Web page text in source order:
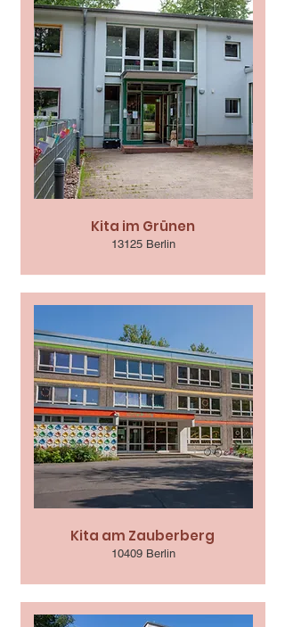
Kita im Grünen
13125 Berlin
Kita am Zauberberg
10409 Berlin